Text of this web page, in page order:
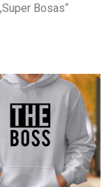
Bosas“